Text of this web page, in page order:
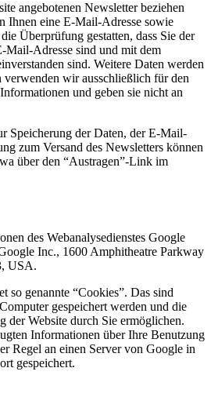
angebotenen Newsletter beziehen
Ihnen eine E-Mail-Adresse sowie
Überprüfung gestatten, dass Sie der
Mail-Adresse sind und mit dem
sind. Weitere Daten werden
verwenden wir ausschließlich für den
und geben sie nicht an
Speicherung der Daten, der E-Mail-
zum Versand des Newsletters können
über den “Austragen”-Link im
des Webanalysedienstes Google
Inc., 1600 Amphitheatre Parkway
USA.
so genannte “Cookies”. Das sind
gespeichert werden und die
der Website durch Sie ermöglichen.
Informationen über Ihre Benutzung
Regel an einen Server von Google in
gespeichert.